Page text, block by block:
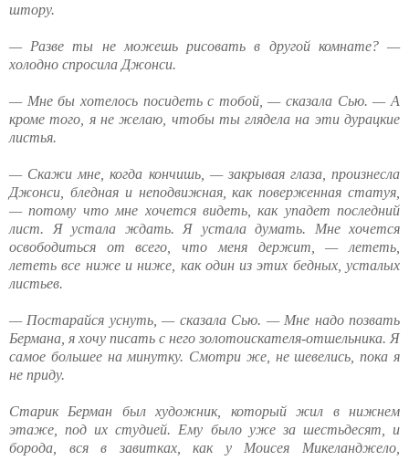
штору.
— Разве ты не можешь рисовать в другой комнате? —
холодно спросила Джонси.
— Мне бы хотелось посидеть с тобой, — сказала Сью. — А
кроме того, я не желаю, чтобы ты глядела на эти дурацкие
листья.
— Скажи мне, когда кончишь, — закрывая глаза, произнесла
Джонси, бледная и неподвижная, как поверженная статуя,
— потому что мне хочется видеть, как упадет последний
лист. Я устала ждать. Я устала думать. Мне хочется
освободиться от всего, что меня держит, — лететь,
лететь все ниже и ниже, как один из этих бедных, усталых
листьев.
— Постарайся уснуть, — сказала Сью. — Мне надо позвать
Бермана, я хочу писать с него золотоискателя-отшельника. Я
самое большее на минутку. Смотри же, не шевелись, пока я
не приду.
Старик Берман был художник, который жил в нижнем
этаже, под их студией. Ему было уже за шестьдесят, и
борода, вся в завитках, как у Моисея Микеланджело,